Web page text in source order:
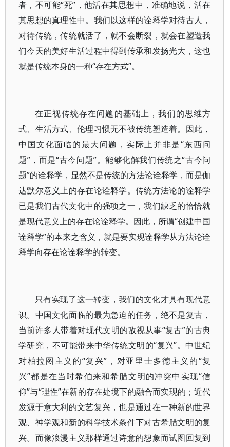
者，不可能“死”，他活在其思想中，准确地说，活在
其思想的真理性中。我们以这样的诠释学对待古人，
对待传统，传统就活了，就不会断裂，就会在塑造我
们今天的美好生活过程中得到传承和发扬光大，这也
就是传统本身的一种“存在方式”。
在正视传统存在问题的基础上，我们的思维方
式、生活方式、伦理习惯无不被传统塑造着。因此，
中国文化面临的最大问题，实际上并非是“东西问
题”，而是“古今问题”。能够化解我们传统之“古今问
题”的诠释学，显然不是传统的方法论诠释学，而是伽
达默尔意义上的存在论诠释学。传统方法论的诠释学
已是我们古代文化中的强项之一，我们缺乏的恰恰就
是现代意义上的存在论诠释学。因此，所谓“创建中国
诠释学”的本来之含义，就是要实现诠释学从方法论诠
释学向存在论诠释学的转变。
只有实现了这一转变，我们的文化才具有现代意
识。中国文化面临的最为急迫的任务，绝不是复古，
当前许多人带着对现代文明的敌视从事“复古”的古典
学研究，不可能带来中华传统文明的“复兴”。中世纪
对柏拉图主义的“复兴”，对亚里士多德主义的“复
兴”都是在当时希伯来和希腊文明的冲突中实现“信
仰”与“理性”在新的存在处境下的融合而实现的；近代
发源于意大利的文艺复兴，也是通过在一种新的世界
观、神学观和新的科学技术条件下对古希腊文明的复
兴。而像浪漫主义那样通过诗意的想象而试图回复到